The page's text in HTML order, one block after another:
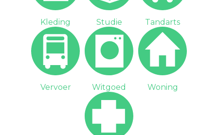
Kleding Studie Tandarts
Vervoer Witgoed Woning